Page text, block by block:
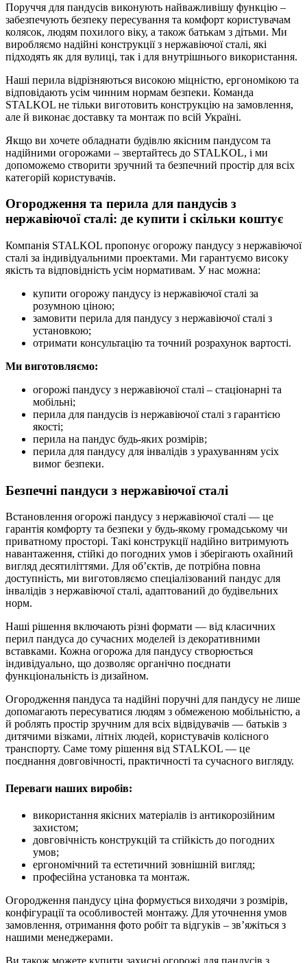
Поруччя для пандусів виконують найважливішу функцію –
забезпечують безпеку пересування та комфорт користувачам
колясок, людям похилого віку, а також батькам з дітьми. Ми
виробляємо надійні конструкції з нержавіючої сталі, які
підходять як для вулиці, так і для внутрішнього використання.
Наші перила відрізняються високою міцністю, ергономікою та
відповідають усім чинним нормам безпеки. Команда
STALKOL не тільки виготовить конструкцію на замовлення,
але й виконає доставку та монтаж по всій Україні.
Якщо ви хочете обладнати будівлю якісним пандусом та
надійними огорожами – звертайтесь до STALKOL, і ми
допоможемо створити зручний та безпечний простір для всіх
категорій користувачів.
Огородження та перила для пандусів з
нержавіючої сталі: де купити і скільки коштує
Компанія STALKOL пропонує огорожу пандусу з нержавіючої
сталі за індивідуальними проектами. Ми гарантуємо високу
якість та відповідність усім нормативам. У нас можна:
купити огорожу пандусу із нержавіючої сталі за
розумною ціною;
замовити перила для пандусу з нержавіючої сталі з
установкою;
отримати консультацію та точний розрахунок вартості.
Ми виготовляємо:
огорожі пандусу з нержавіючої сталі – стаціонарні та
мобільні;
перила для пандусів із нержавіючої сталі з гарантією
якості;
перила на пандус будь-яких розмірів;
перила для пандусу для інвалідів з урахуванням усіх
вимог безпеки.
Безпечні пандуси з нержавіючої сталі
Встановлення огорожі пандусу з нержавіючої сталі — це
гарантія комфорту та безпеки у будь-якому громадському чи
приватному просторі. Такі конструкції надійно витримують
навантаження, стійкі до погодних умов і зберігають охайний
вигляд десятиліттями. Для об’єктів, де потрібна повна
доступність, ми виготовляємо спеціалізований пандус для
інвалідів з нержавіючої сталі, адаптований до будівельних
норм.
Наші рішення включають різні формати — від класичних
перил пандуса до сучасних моделей із декоративними
вставками. Кожна огорожа для пандусу створюється
індивідуально, що дозволяє органічно поєднати
функціональність із дизайном.
Огородження пандуса та надійні поручні для пандусу не лише
допомагають пересуватися людям з обмеженою мобільністю, а
й роблять простір зручним для всіх відвідувачів — батьків з
дитячими візками, літніх людей, користувачів колісного
транспорту. Саме тому рішення від STALKOL — це
поєднання довговічності, практичності та сучасного вигляду.
Переваги наших виробів:
використання якісних матеріалів із антикорозійним
захистом;
довговічність конструкцій та стійкість до погодних
умов;
ергономічний та естетичний зовнішній вигляд;
професійна установка та монтаж.
Огородження пандусу ціна формується виходячи з розмірів,
конфігурації та особливостей монтажу. Для уточнення умов
замовлення, отримання фото робіт та відгуків – зв’яжіться з
нашими менеджерами.
Ви також можете купити захисні огорожі для пандусів з